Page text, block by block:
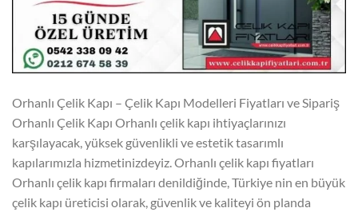
Orhanlı Çelik Kapı – Çelik Kapı Modelleri Fiyatları ve Sipariş
Orhanlı Çelik Kapı Orhanlı çelik kapı ihtiyaçlarınızı
karşılayacak, yüksek güvenlikli ve estetik tasarımlı
kapılarımızla hizmetinizdeyiz. Orhanlı çelik kapı fiyatları
Orhanlı çelik kapı firmaları denildiğinde, Türkiye nin en büyük
çelik kapı üreticisi olarak, güvenlik ve kaliteyi ön planda